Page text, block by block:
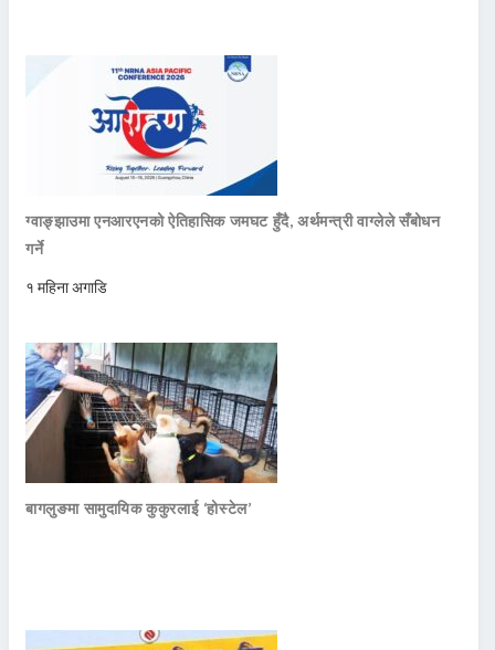
ग्वाङ्झाउमा एनआरएनको ऐतिहासिक जमघट हुँदै, अर्थमन्त्री वाग्लेले सँबोधन
गर्ने
१ महिना अगाडि
बागलुङमा सामुदायिक कुकुरलाई ‘होस्टेल’